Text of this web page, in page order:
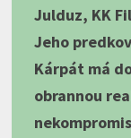
Julduz, KK
Jeho
Kárpát má
obrannou